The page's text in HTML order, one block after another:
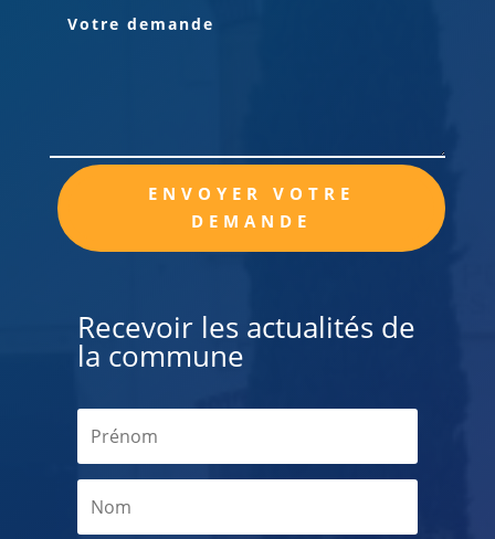
ENVOYER VOTRE
DEMANDE
Alternative:
Recevoir les actualités de
la commune